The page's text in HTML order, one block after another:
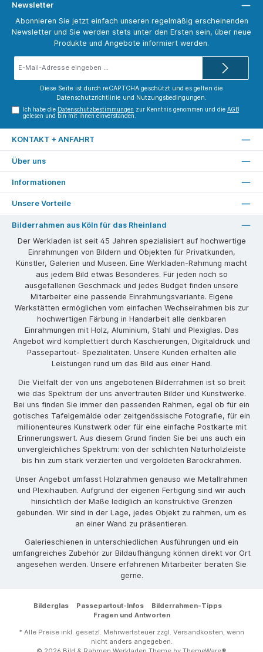
Newsletter
Abonnieren Sie jetzt einfach unseren regelmäßig erscheinenden
Newsletter und Sie werden stets unter den Ersten sein, über neue
Produkte und Angebote informiert werden.
Diese Seite ist durch reCAPTCHA geschützt und es gelten die
Datenschutzrichtlinie und Nutzungsbedingungen
Ich habe die Datenschutzbestimmungen zur Kenntnis genommen und dieAGB
gelesen und bin mit ihnen einverstanden.
KONTAKT + ANFAHRT
Über uns
Informationen
Unsere Vorteile
Bilderrahmen aus Köln für das Rheinland
Der Werkladen ist seit 45 Jahren spezialisiert auf hochwertige
Einrahmungen von Bildern und Objekten für Privatkunden,
Künstler, Galerien und Museen. Eine Werkladen-Rahmung macht
aus jedem Bild etwas Besonderes. Für jeden noch so
ausgefallenen Geschmack und jedes Budget finden unsere
Mitarbeiter eine passende Einrahmungsvariante. Eigene
Werkstätten ermöglichen vom einfachen Wechselrahmen bis zur
hochwertigen Färbung in Handarbeit alle denkbaren
Einrahmungen mit Holz, Aluminium, Stahl und Plexiglas. Das
Angebot wird komplettiert durch Kaschierungen, Digitaldruck und
Passepartout- Spezialitäten. Unsere Kunden erhalten alle
Leistungen rund um das Bild aus einer Hand.
Die Vielfalt der von uns angebotenen Bilderrahmen ist so breit
wie das Spektrum der uns anvertrauten Bilder und Kunstwerke.
Bei uns finden Sie immer den passenden Rahmen, egal ob für ein
gotisches Tafelgemälde oder zeitgenössische Fotografie, für ein
millionenteures Kunstwerk oder für eine einfache Postkarte mit
Erinnerungswert. Aus diesem Grund finden Sie bei uns auch ein
unvergleichliches Spektrum: von der schlichten Naturholzleiste
bis hin zum stark verzierten und vergoldeten Barockrahmen.
Unser Angebot umfasst Holzrahmen genauso wie Metallrahmen
und Plexihauben. Aufgrund der eigenen Fertigung sind wir auch
hinsichtlich der Maße lediglich an konstruktive Grenzen
gebunden. Wir sind in der Lage, jedes Objekt zu rahmen, um es
an einer Wand zu präsentieren.
Galerieschienen in unterschiedlichen Ausführungen und ein
umfangreiches Zubehör zur Bildaufhängung können direkt vor Ort
angesehen werden. Unsere erfahrenen Mitarbeiter beraten Sie
gerne.
Bilderglas Passepartout-Infos
Bilderrahmen-Tipps
Fragen und Antworten
* Alle Preise inkl. gesetzl. Mehrwertsteuer zzgl. Versandkosten, wenn
nicht anders angegeben.